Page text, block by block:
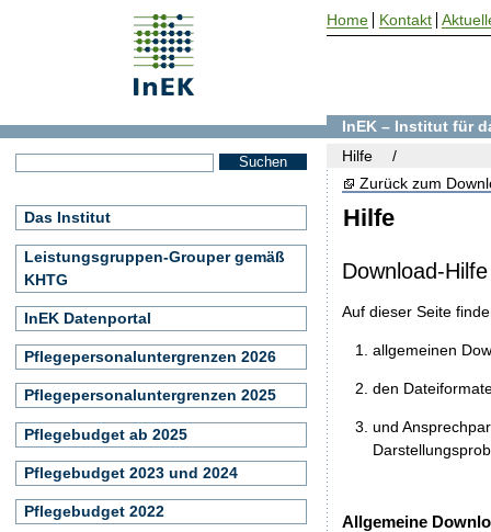
Hilfe
Zurück zum
Download-Hilfe
Auf dieser Seite
allgemeinen
den
und
Allgemeine
InEK – Institut für
Hilfe
Das Institut
Leistungsgruppen-Grouper gemäß
KHTG
InEK Datenportal
Pflegepersonaluntergrenzen 2026
Pflegepersonaluntergrenzen 2025
Pflegebudget ab 2025
Pflegebudget 2023 und 2024
Pflegebudget 2022
Home Kontakt